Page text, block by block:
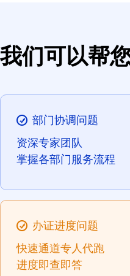
我们可以帮
部门协调问题
资深专家团队
掌握各部门服务流程
办证进度问题
快速通道专人代跑
进度即查即答